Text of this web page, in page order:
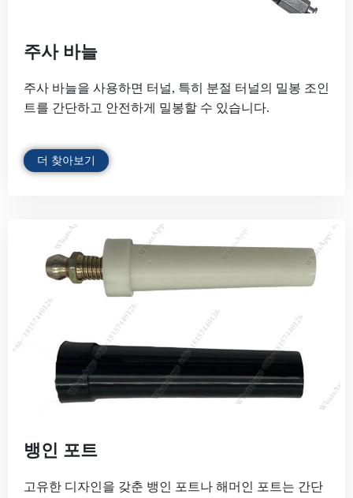
주사 바늘
주사 바늘을 사용하면 터널, 특히 분절 터널의 밀봉 조인
트를 간단하고 안전하게 밀봉할 수 있습니다.
더 찾아보기
뱅인 포트
고유한 디자인을 갖춘 뱅인 포트나 해머인 포트는 간단